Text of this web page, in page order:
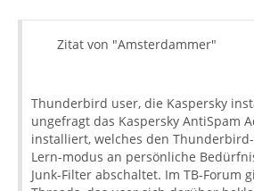
Zitat von "Amsterdammer"
Thunderbird user, die Kaspersky
ungefragt das Kaspersky AntiSpam
installiert, welches den
Lern-modus an persönliche
Junk-Filter abschaltet. Im TB-Forum